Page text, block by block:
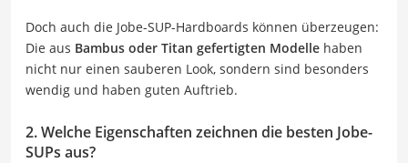
Doch auch die Jobe-SUP-Hardboards können überzeugen:
Die aus Bambus oder Titan gefertigten Modelle haben
nicht nur einen sauberen Look, sondern sind besonders
wendig und haben guten Auftrieb.
2. Welche Eigenschaften zeichnen die besten Jobe-
SUPs aus?